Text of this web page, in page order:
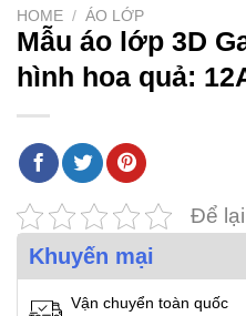
HOME / ÁO LỚP
Mẫu áo lớp 3D
hình hoa quả:
Để
Khuyến mại
Vận chuyển toàn quốc